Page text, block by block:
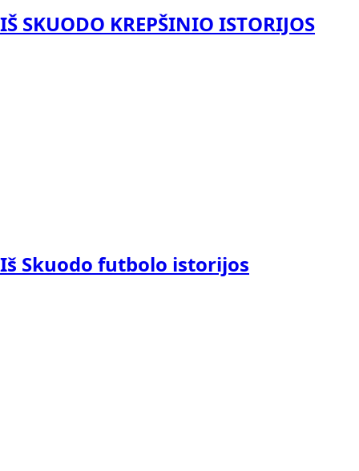
IŠ SKUODO KREPŠINIO ISTORIJOS
Iš Skuodo futbolo istorijos